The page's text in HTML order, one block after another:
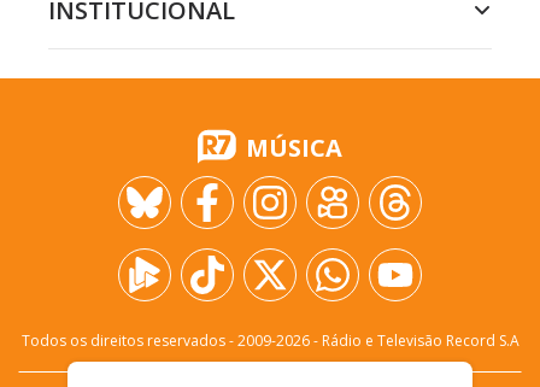
INSTITUCIONAL
MÚSICA
Todos os direitos reservados - 2009-2026- Rádio e Televisão Record S.A